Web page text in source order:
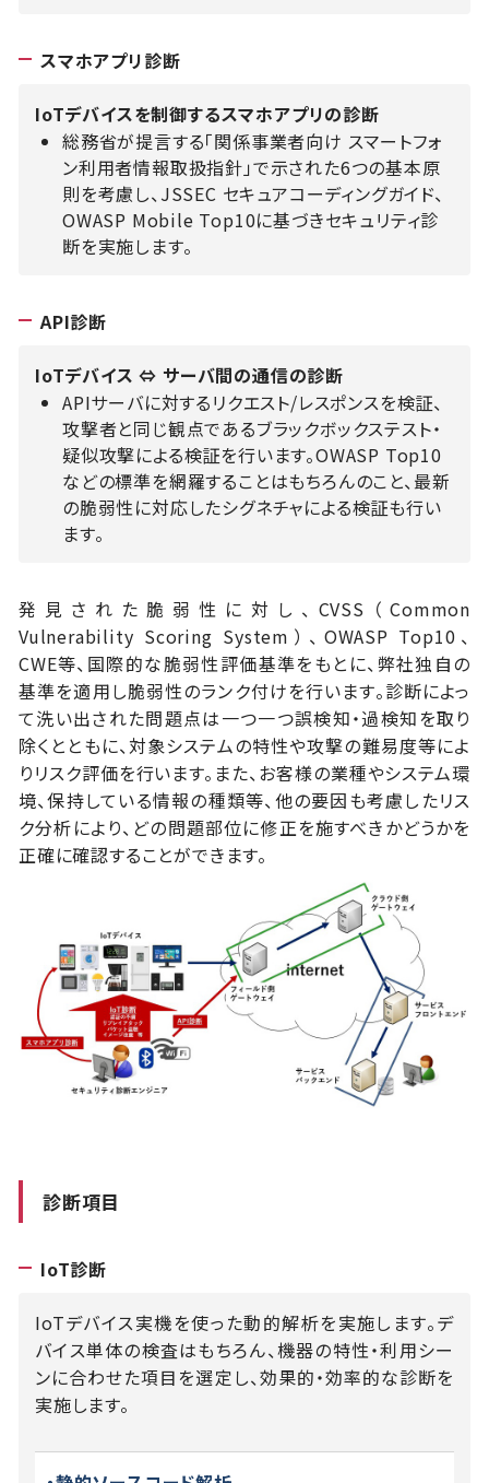
スマホアプリ診断
IoTデバイスを制御するスマホアプリの診断
総務省が提言する「関係事業者向け スマートフォ
ン利用者情報取扱指針」で示された6つの基本原
則を考慮し、JSSEC セキュアコーディングガイド、
OWASP Mobile Top10に基づきセキュリティ診
断を実施します。
API診断
IoTデバイス ⇔ サーバ間の通信の診断
APIサーバに対するリクエスト/レスポンスを検証、
攻撃者と同じ観点であるブラックボックステスト・
疑似攻撃による検証を行います。OWASP Top10
などの標準を網羅することはもちろんのこと、最新
の脆弱性に対応したシグネチャによる検証も行い
ます。
発見された脆弱性に対し、CVSS（Common
Vulnerability Scoring System）、OWASP Top10、
CWE等、国際的な脆弱性評価基準をもとに、弊社独自の
基準を適用し脆弱性のランク付けを行います。診断によっ
て洗い出された問題点は一つ一つ誤検知・過検知を取り
除くとともに、対象システムの特性や攻撃の難易度等によ
りリスク評価を行います。また、お客様の業種やシステム環
境、保持している情報の種類等、他の要因も考慮したリス
ク分析により、どの問題部位に修正を施すべきかどうかを
正確に確認することができます。
診断項目
IoT診断
IoTデバイス実機を使った動的解析を実施します。デ
バイス単体の検査はもちろん、機器の特性・利用シー
ンに合わせた項目を選定し、効果的・効率的な診断を
実施します。